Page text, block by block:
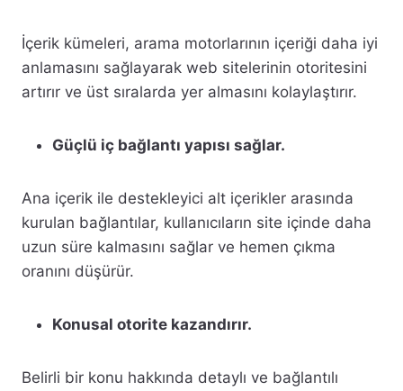
İçerik kümeleri, arama motorlarının içeriği daha iyi
anlamasını sağlayarak web sitelerinin otoritesini
artırır ve üst sıralarda yer almasını kolaylaştırır.
Güçlü iç bağlantı yapısı sağlar.
Ana içerik ile destekleyici alt içerikler arasında
kurulan bağlantılar, kullanıcıların site içinde daha
uzun süre kalmasını sağlar ve hemen çıkma
oranını düşürür.
Konusal otorite kazandırır.
Belirli bir konu hakkında detaylı ve bağlantılı